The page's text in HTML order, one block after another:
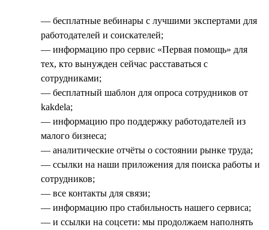
— бесплатные вебинары с лучшими экспертами для
работодателей и соискателей;
— информацию про сервис «Первая помощь» для
тех, кто вынужден сейчас расставаться с
сотрудниками;
— бесплатный шаблон для опроса сотрудников от
kakdela;
— информацию про поддержку работодателей из
малого бизнеса;
— аналитические отчёты о состоянии рынке труда;
— ссылки на наши приложения для поиска работы и
сотрудников;
— все контакты для связи;
— информацию про стабильность нашего сервиса;
— и ссылки на соцсети: мы продолжаем наполнять